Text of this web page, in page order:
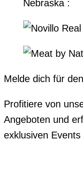
Melde dich für
Profitiere von
Angeboten und
exklusiven Events